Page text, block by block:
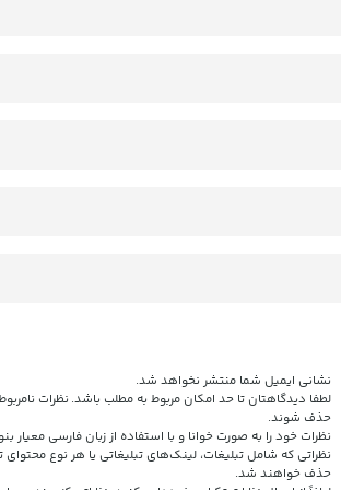
نشانی ایمیل شما منتشر نخواهد شد.
لطفا دیدگاهتان تا حد امکان مربوط به مطلب باشد. نظرات
حذف شوند.
نظرات خود را به صورت خوانا و با استفاده از زبان فارسی معیار
نظراتی که شامل تبلیغات، لینک‌های تبلیغاتی یا هر نوع محتوای
حذف خواهند شد.